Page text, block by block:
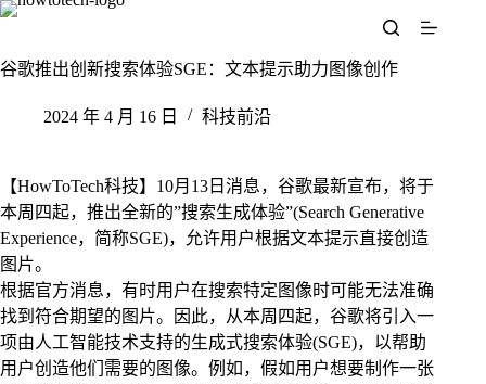
跳
内
谷歌推出创新搜索体验SGE：文本提示助力图像创作
2024 年 4 月 16 日 科技前沿
【HowToTech科技】10月13日消息，谷歌最新宣布，将于
本周四起，推出全新的”搜索生成体验”(Search Generative
Experience，简称SGE)，允许用户根据文本提示直接创造
图片。
根据官方消息，有时用户在搜索特定图像时可能无法准确
找到符合期望的图片。因此，从本周四起，谷歌将引入一
项由人工智能技术支持的生成式搜索体验(SGE)，以帮助
用户创造他们需要的图像。例如，假如用户想要制作一张